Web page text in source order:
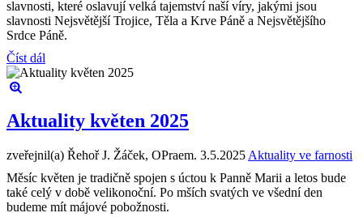
slavnosti, které oslavují velká tajemství naší víry, jakými jsou
slavnosti Nejsvětější Trojice, Těla a Krve Páně a Nejsvětějšího
Srdce Páně.
Číst dál
Aktuality květen 2025
zveřejnil(a) Řehoř J. Žáček, OPraem. 3.5.2025 Aktuality ve farnosti
Měsíc květen je tradičně spojen s úctou k Panně Marii a letos bude
také celý v době velikonoční. Po mších svatých ve všední den
budeme mít májové pobožnosti.